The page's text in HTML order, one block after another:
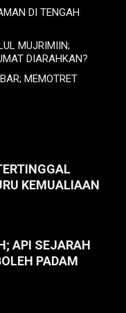
DI TENGAH
MUJRIMIIN;
DIARAHKAN?
MEMOTRET
KEMUALIAAN
API SEJARAH
PADAM